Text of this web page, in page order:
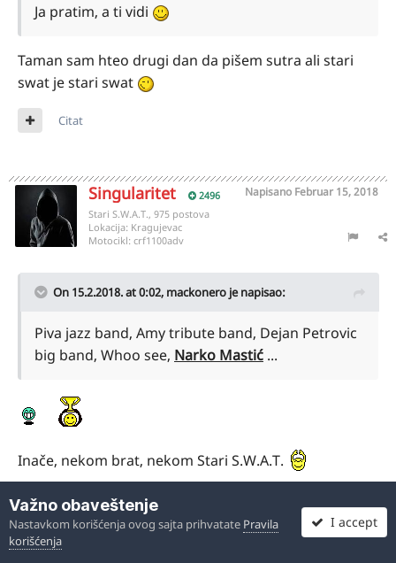
Ja pratim, a ti vidi
Taman sam hteo drugi dan da pišem sutra ali stari
swat je stari swat
Citat
Singularitet 2496 Napisano Februar 15, 2018
Stari S.W.A.T., 975 postova
Lokacija: Kragujevac
Motocikl: crf1100adv
On 15.2.2018. at 0:02, mackonero je napisao:
Piva jazz band, Amy tribute band, Dejan Petrovic
big band, Whoo see, Narko Mastić ...
Inače, nekom brat, nekom Stari S.W.A.T.
Važno obaveštenje
Nastavkom korišćenja ovog sajta prihvatate Pravila
korišćenja
I accept